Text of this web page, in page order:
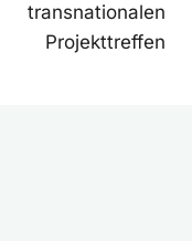
transnationalen
Projekttreffen